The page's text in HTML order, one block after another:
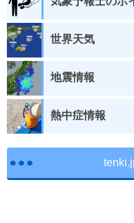
世界天気
地震情報
熱中症情報